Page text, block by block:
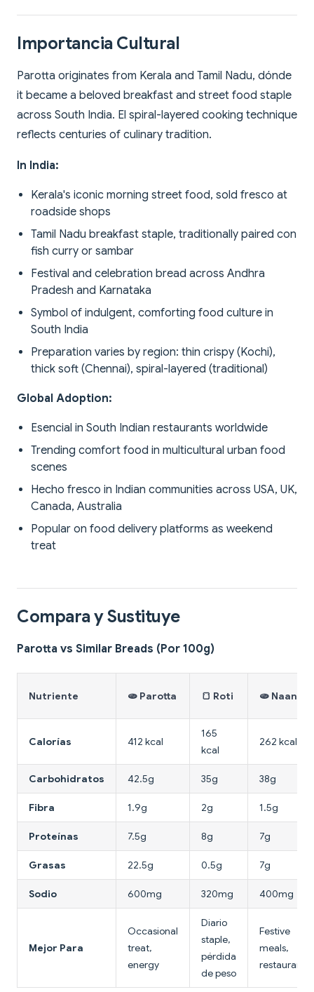
Importancia Cultural
Parotta originates from Kerala and Tamil Nadu, dónde
it became a beloved breakfast and street food staple
across South India. El spiral-layered cooking technique
reflects centuries of culinary tradition.
In India:
Kerala's iconic morning street food, sold fresco at
roadside shops
Tamil Nadu breakfast staple, traditionally paired con
fish curry or sambar
Festival and celebration bread across Andhra
Pradesh and Karnataka
Symbol of indulgent, comforting food culture in
South India
Preparation varies by region: thin crispy (Kochi),
thick soft (Chennai), spiral-layered (traditional)
Global Adoption:
Esencial in South Indian restaurants worldwide
Trending comfort food in multicultural urban food
scenes
Hecho fresco in Indian communities across USA, UK,
Canada, Australia
Popular on food delivery platforms as weekend
treat
Compara y Sustituye
Parotta vs Similar Breads (Por 100g)
Nutriente 🫓 Parotta 🍞 Roti 🫓 Naan
Calorías 412 kcal
165
kcal
262 kcal
Carbohidratos 42.5g 35g 38g
Fibra 1.9g 2g 1.5g
Proteínas 7.5g 8g 7g
Grasas 22.5g 0.5g 7g
Sodio 600mg 320mg 400mg
Mejor Para
Occasional
treat,
energy
Diario
staple,
pérdida
de peso
Festive
meals,
restaurants